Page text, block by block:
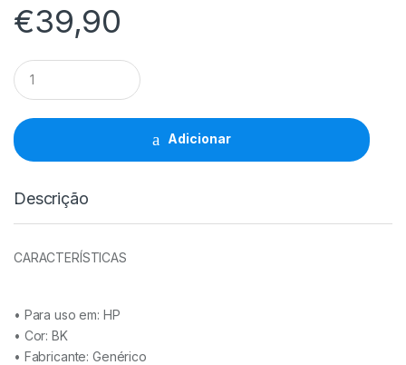
€39,90
Toner
Comp.
HP
CF289A
-
89A
quantidade
Adicionar
Descrição
CARACTERÍSTICAS
• Para uso em: HP
• Cor: BK
• Fabricante:Genérico